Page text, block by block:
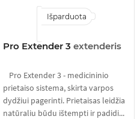
Pro Extender 3 extenderis
Išparduota
Pro Extender 3 - medicininio
prietaiso sistema, skirta varpos
dydžiui pagerinti. Prietaisas leidžia
natūraliu būdu ištempti ir padidi...